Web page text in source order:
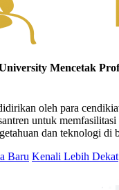
Mencetak
oleh para
untuk memfasilitasi
dan teknologi di
Baru Kenali Lebih Dekat